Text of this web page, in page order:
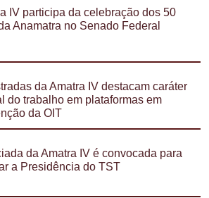
IV participa da celebração dos 50
Anamatra no Senado Federal
da Amatra IV destacam caráter
do trabalho em plataformas em
da OIT
da Amatra IV é convocada para
a Presidência do TST